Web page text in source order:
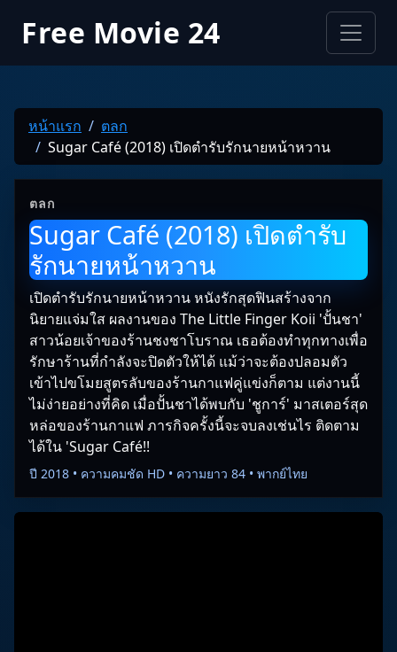
Free Movie 24
หน้าแรก
ตลก
Sugar Café (2018) เปิดตำรับรักนายหน้าหวาน
ตลก
Sugar Café (2018) เปิดตำรับ
รักนายหน้าหวาน
เปิดตำรับรักนายหน้าหวาน หนังรักสุดฟินสร้างจาก
นิยายแจ่มใส ผลงานของ The Little Finger Koii 'ปั้นชา'
สาวน้อยเจ้าของร้านชงชาโบราณ เธอต้องทำทุกทางเพื่อ
รักษาร้านที่กำลังจะปิดตัวให้ได้ แม้ว่าจะต้องปลอมตัว
เข้าไปขโมยสูตรลับของร้านกาแฟคู่แข่งก็ตาม แต่งานนี้
ไม่ง่ายอย่างที่คิด เมื่อปั้นชาได้พบกับ 'ชูการ์' มาสเตอร์สุด
หล่อของร้านกาแฟ ภารกิจครั้งนี้จะจบลงเช่นไร ติดตาม
ได้ใน 'Sugar Café!!
ปี 2018 • ความคมชัด HD • ความยาว 84 • พากย์ไทย